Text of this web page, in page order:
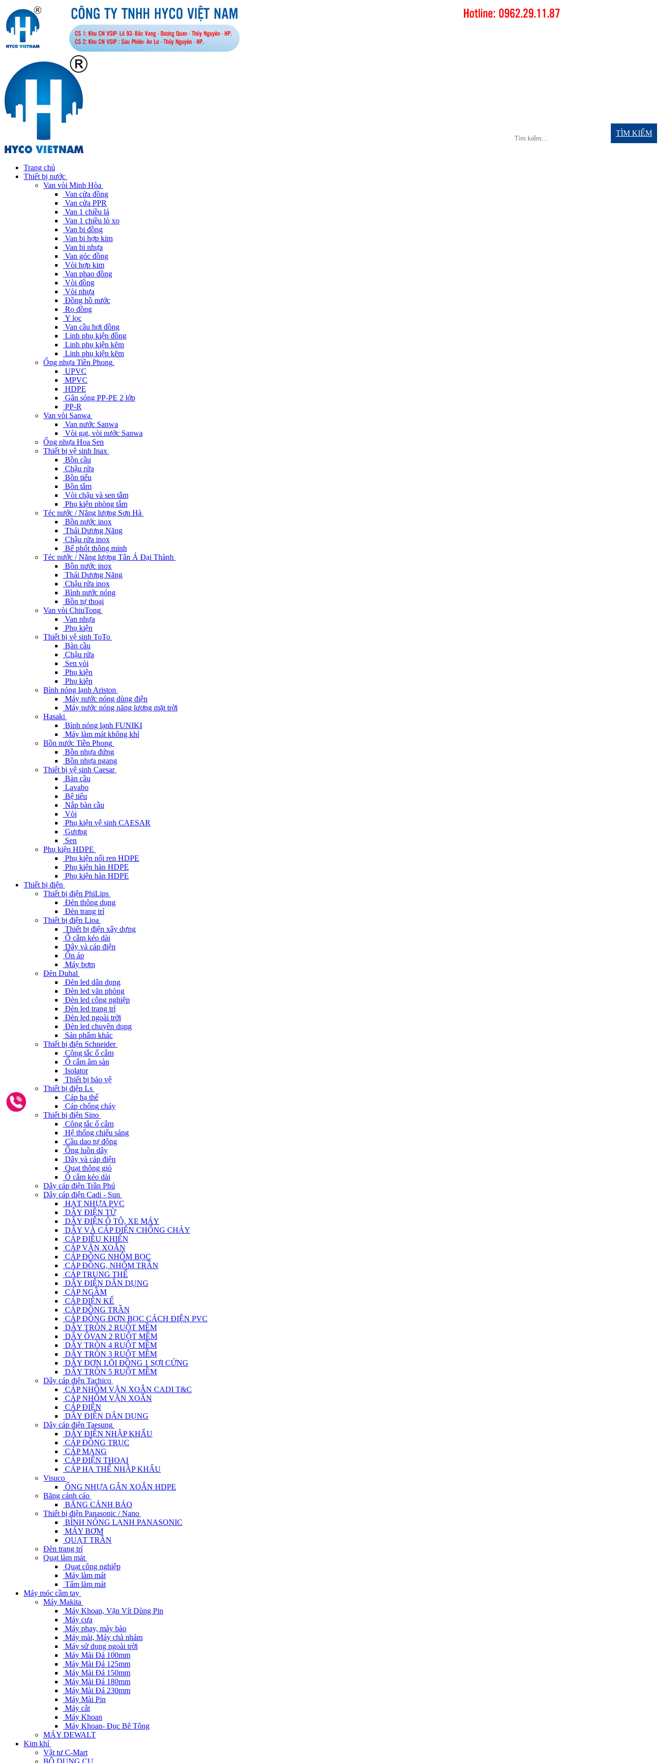
TÌM KIẾM
Trang chủ
Thiết bị nước
Van vòi Minh Hòa
Van cửa đồng
Van cửa PPR
Van 1 chiều lá
Van 1 chiều lò xo
Van bi đồng
Van bi hợp kim
Van bi nhựa
Van góc đồng
Vòi hợp kim
Van phao đồng
Vòi đồng
Vòi nhựa
Đồng hồ nước
Rọ đồng
Y lọc
Van cầu hơi đồng
Linh phụ kiện đồng
Linh phụ kiện kẽm
Linh phụ kiện kẽm
Ống nhựa Tiền Phong
UPVC
MPVC
HDPE
Gân sóng PP-PE 2 lớp
PP-R
Van vòi Sanwa
Van nước Sanwa
Vòi gạt, vòi nước Sanwa
Ống nhựa Hoa Sen
Thiết bị vệ sinh Inax
Bồn cầu
Chậu rửa
Bồn tiểu
Bồn tắm
Vòi chậu và sen tắm
Phụ kiện phòng tắm
Téc nước / Năng lượng Sơn Hà
Bồn nước inox
Thái Dương Năng
Chậu rửa inox
Bể phốt thông minh
Téc nước / Năng lượng Tân Á Đại Thành
Bồn nước inox
Thái Dương Năng
Chậu rửa inox
Bình nước nóng
Bồn tự thoại
Van vòi ChiuTong
Van nhựa
Phụ kiện
Thiết bị vệ sinh ToTo
Bàn cầu
Chậu rửa
Sen vòi
Phụ kiện
Phụ kiện
Bình nóng lạnh Ariston
Máy nước nóng dùng điện
Máy nước nóng năng lương mặt trời
Hasaki
Bình nóng lạnh FUNIKI
Máy làm mát không khí
Bồn nước Tiền Phong
Bồn nhựa đứng
Bồn nhựa ngang
Thiết bị vệ sinh Caesar
Bàn cầu
Lavabo
Bệ tiểu
Nắp bàn cầu
Vòi
Phụ kiện vệ sinh CAESAR
Gương
Sen
Phụ kiện HDPE
Phụ kiện nối ren HDPE
Phụ kiện hàn HDPE
Phụ kiện hàn HDPE
Thiết bị điện
Thiết bị điện PhiLips
Đèn thông dụng
Đèn trang trí
Thiết bị điện Lioa
Thiết bị điện xây dựng
Ổ cắm kéo dài
Dây và cáp điện
Ổn áp
Máy bơm
Đèn Duhal
Đèn led dân dụng
Đèn led văn phòng
Đèn led công nghiệp
Đèn led trang trí
Đèn led ngoài trời
Đèn led chuyên dụng
Sản phẩm khác
Thiết bị điện Schneider
Công tắc ổ cắm
Ổ cắm âm sàn
Isolator
Thiết bị bảo vệ
Thiết bị điện Ls
Cáp hạ thế
Cáp chống cháy
Thiết bị điện Sino
Công tắc ổ cắm
Hệ thống chiếu sáng
Cầu dao tự động
Ống luồn dây
Dây và cáp điện
Quạt thông gió
Ổ cắm kéo dài
Dây cáp điện Trần Phú
Dây cáp điện Cadi - Sun
HẠT NHỰA PVC
DÂY ĐIỆN TỪ
DÂY ĐIỆN Ô TÔ, XE MÁY
DÂY VÀ CÁP ĐIỆN CHỐNG CHÁY
CÁP ĐIỀU KHIỂN
CÁP VẶN XOẮN
CÁP ĐỒNG NHÔM BỌC
CÁP ĐỒNG, NHÔM TRẦN
CÁP TRUNG THẾ
DÂY ĐIỆN DÂN DỤNG
CÁP NGẦM
CÁP ĐIỆN KẾ
CÁP ĐỒNG TRẦN
CÁP ĐỒNG ĐƠN BỌC CÁCH ĐIỆN PVC
DÂY TRÒN 2 RUỘT MỀM
DÂY ÔVAN 2 RUỘT MỀM
DÂY TRÒN 4 RUỘT MỀM
DÂY TRÒN 3 RUỘT MỀM
DÂY ĐƠN LÕI ĐỒNG 1 SỢI CỨNG
DÂY TRÒN 5 RUỘT MỀM
Dây cáp điện Tachico
CÁP NHÔM VẶN XOẮN CADI T&C
CÁP NHÔM VẶN XOẮN
CÁP ĐIỆN
DÂY ĐIỆN DÂN DỤNG
Dây cáp điện Taesung
DÂY ĐIỆN NHẬP KHẨU
CÁP ĐỒNG TRỤC
CÁP MẠNG
CÁP ĐIỆN THOẠI
CÁP HẠ THẾ NHẬP KHẨU
Visuco
ỐNG NHỰA GÂN XOẮN HDPE
Băng cảnh cáo
BĂNG CẢNH BÁO
Thiết bị điện Panasonic / Nano
BÌNH NÓNG LẠNH PANASONIC
MÁY BƠM
QUẠT TRẦN
Đèn trang trí
Quạt làm mát
Quạt công nghiệp
Máy làm mát
Tấm làm mát
Máy móc cầm tay
Máy Makita
Máy Khoan, Vặn Vít Dùng Pin
Máy cưa
Máy phay, máy bào
Máy mài, Máy chà nhám
Máy sử dụng ngoài trời
Máy Mài Đá 100mm
Máy Mài Đá 125mm
Máy Mài Đá 150mm
Máy Mài Đá 180mm
Máy Mài Đá 230mm
Máy Mài Pin
Máy cắt
Máy Khoan
Máy Khoan- Đục Bê Tông
MÁY DEWALT
Kim khí
Vật tư C-Mart
BỘ DỤNG CỤ
Gọi ngay 0962291187